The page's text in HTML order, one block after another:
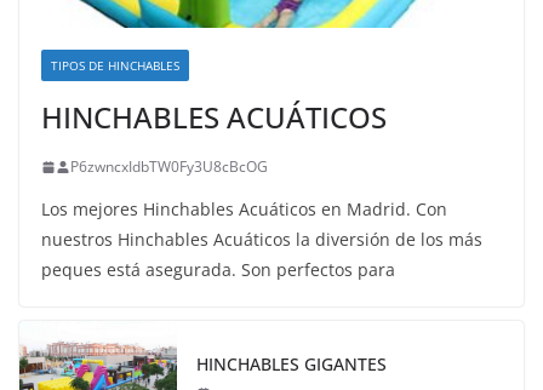
TIPOS DE HINCHABLES
HINCHABLES ACUÁTICOS
P6zwncxIdbTW0Fy3U8cBcOG
Los mejores Hinchables Acuáticos en Madrid. Con
nuestros Hinchables Acuáticos la diversión de los más
peques está asegurada. Son perfectos para
HINCHABLES GIGANTES